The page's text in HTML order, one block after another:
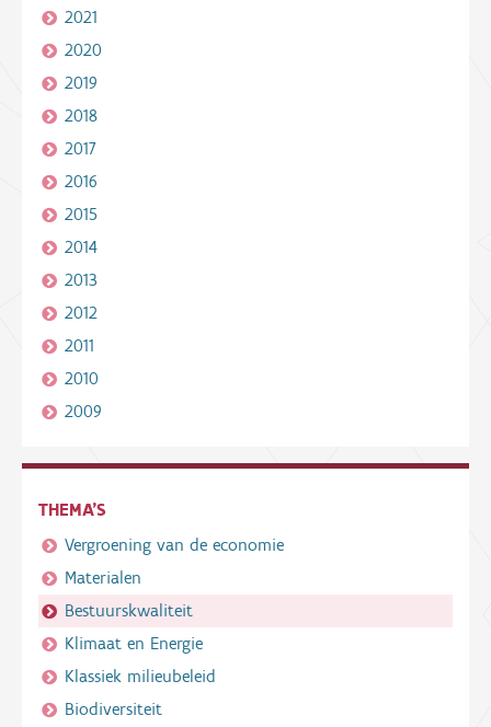
2021
2020
2019
2018
2017
2016
2015
2014
2013
2012
2011
2010
2009
THEMA'S
Vergroening van de economie
Materialen
Bestuurskwaliteit
Klimaat en Energie
Klassiek milieubeleid
Biodiversiteit